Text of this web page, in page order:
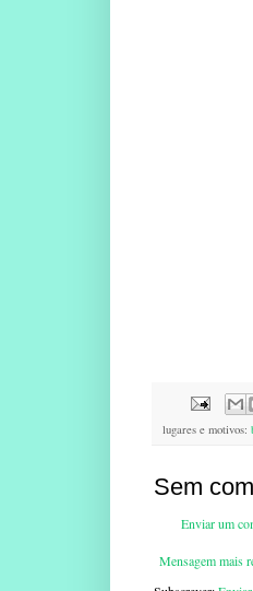
lugares e motivos:
Sem
Enviar um
Mensagem mais